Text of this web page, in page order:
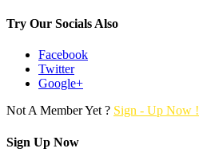
Try Our Socials Also
Facebook
Twitter
Google+
Not A Member Yet ? Sign - Up Now !
Sign Up Now